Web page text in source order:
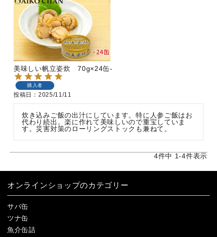
美味しい帆立姿炊 70g×24缶-
購入者
投稿日 2025/11/11
炊き込みご飯の出汁にしています。特に人参ご飯はお
代わり続出。楽に作れて美味しいので重宝していま
す。災害対策のローリングストックも兼ねて。
4件中 1-4件表示
オンラインショップのカテゴリー
サバ缶
ツナ缶
魚介缶詰